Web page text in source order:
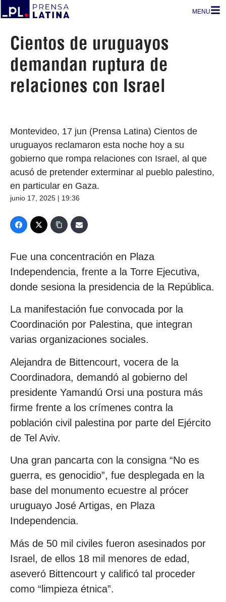
MENU
Cientos de uruguayos
demandan ruptura de
relaciones con Israel
Montevideo, 17 jun (Prensa Latina) Cientos de
uruguayos reclamaron esta noche hoy a su
gobierno que rompa relaciones con Israel, al que
acusó de pretender exterminar al pueblo palestino,
en particular en Gaza.
junio 17, 2025 | 19:36
Fue una concentración en Plaza
Independencia, frente a la Torre Ejecutiva,
donde sesiona la presidencia de la República.
La manifestación fue convocada por la
Coordinación por Palestina, que integran
varias organizaciones sociales.
Alejandra de Bittencourt, vocera de la
Coordinadora, demandó al gobierno del
presidente Yamandú Orsi una postura más
firme frente a los crímenes contra la
población civil palestina por parte del Ejército
de Tel Aviv.
Una gran pancarta con la consigna “No es
guerra, es genocidio”, fue desplegada en la
base del monumento ecuestre al prócer
uruguayo José Artigas, en Plaza
Independencia.
Más de 50 mil civiles fueron asesinados por
Israel, de ellos 18 mil menores de edad,
aseveró Bittencourt y calificó tal proceder
como “limpieza étnica”.